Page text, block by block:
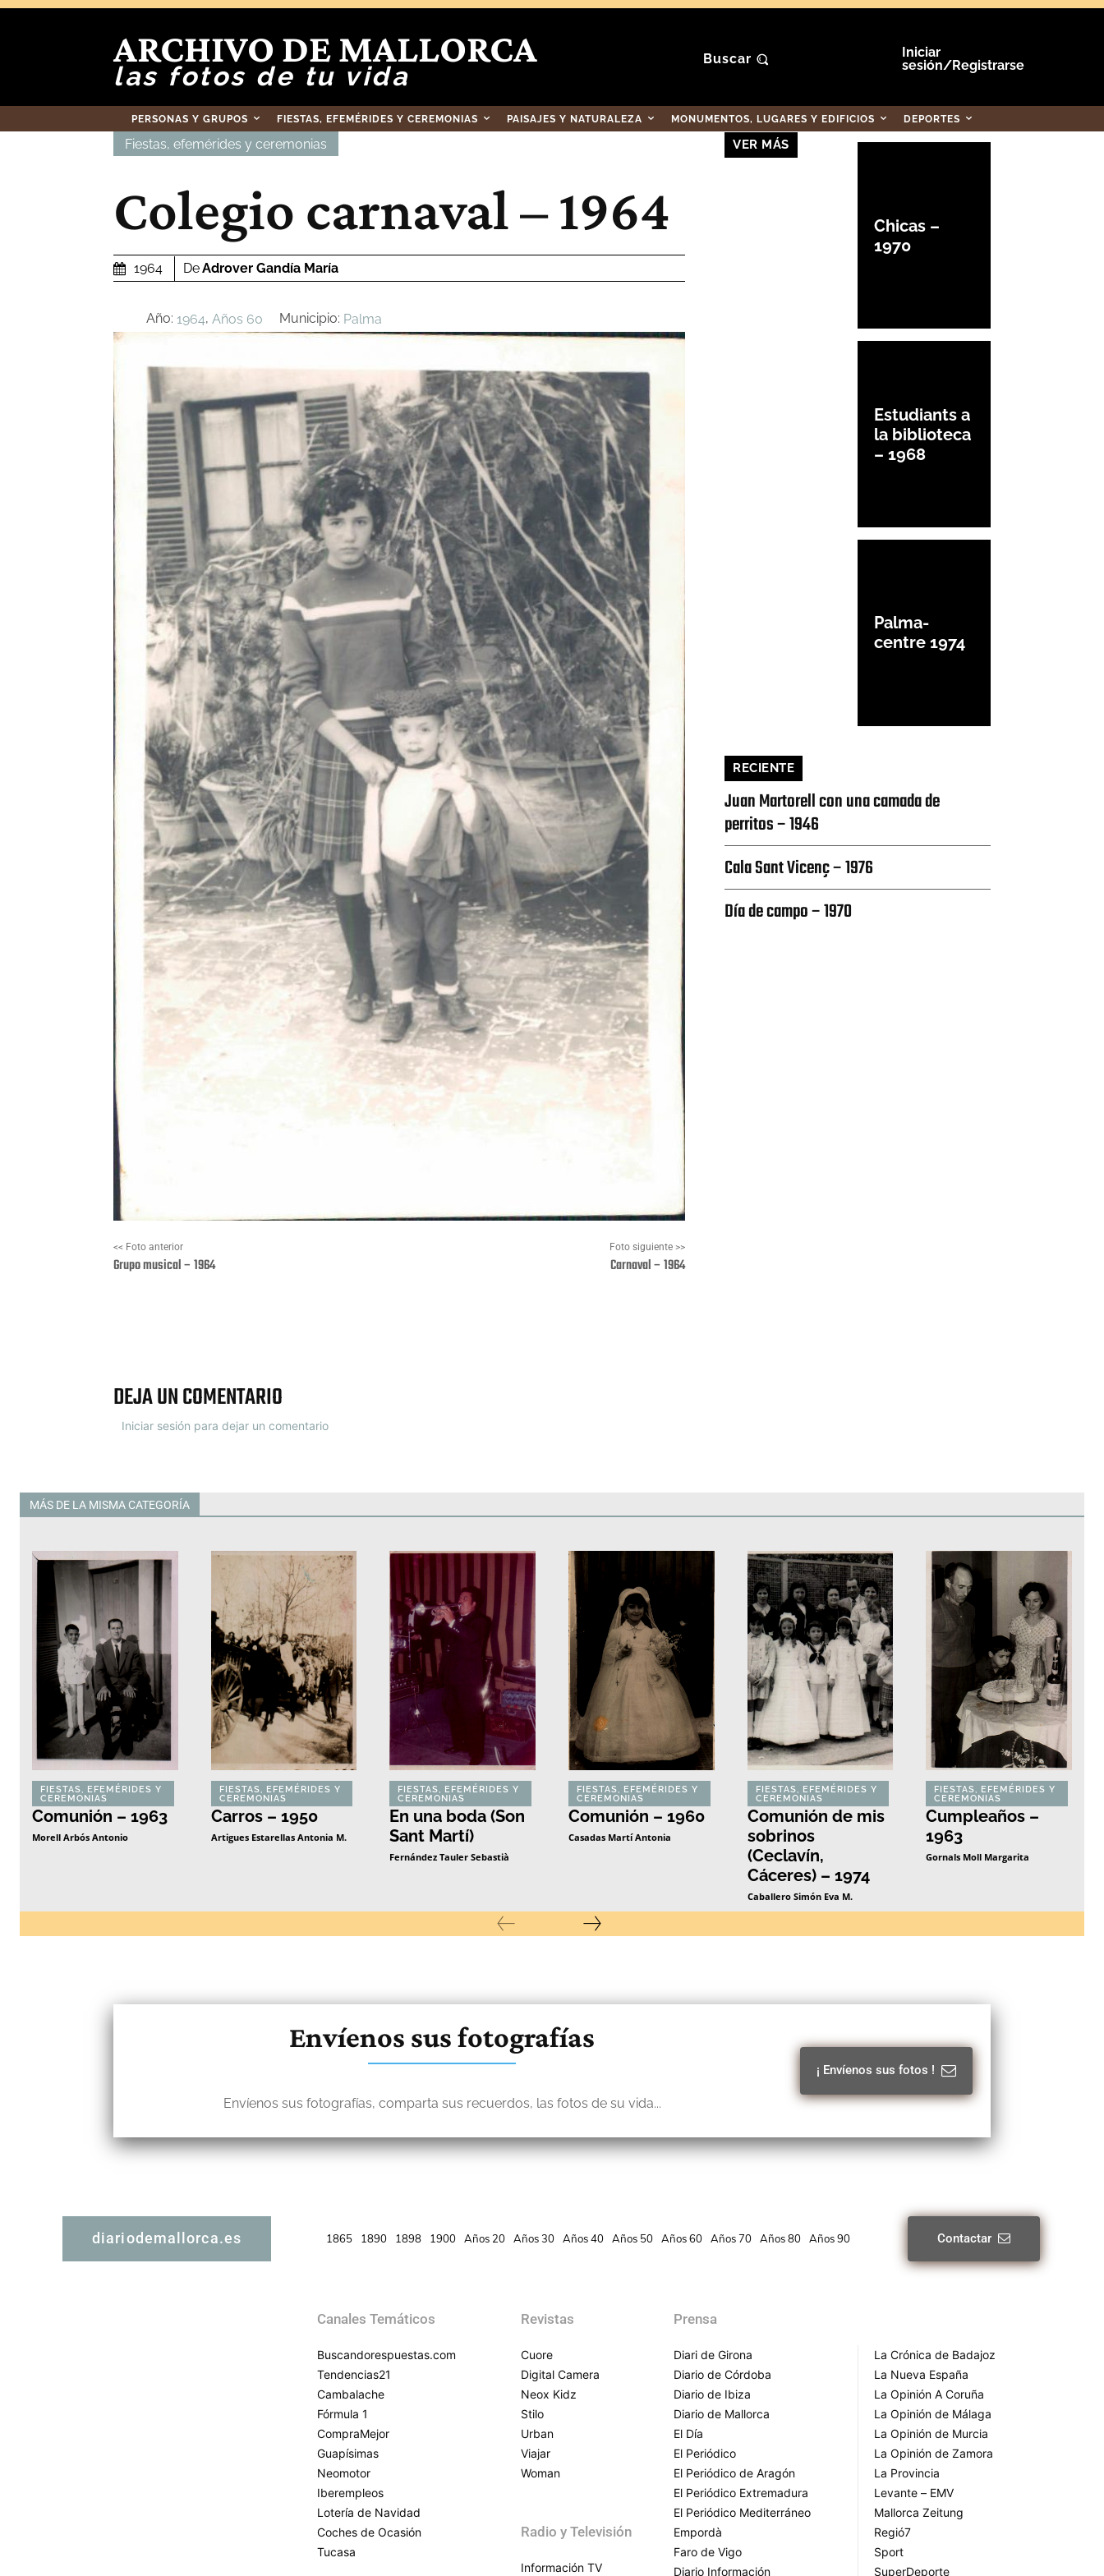
ARCHIVO DE MALLORCA
las fotos de tu vida
Buscar
Iniciar
sesión/Registrarse
PERSONAS Y GRUPOS FIESTAS, EFEMÉRIDES Y CEREMONIAS PAISAJES Y NATURALEZA MONUMENTOS, LUGARES Y EDIFICIOS DEPORTES
Fiestas, efemérides y ceremonias
Colegio carnaval – 1964
1964 DeAdrover Gandía María
Año: 1964, Años 60 Municipio: Palma
<< Foto anterior
Grupo musical – 1964
Foto siguiente >>
Carnaval – 1964
DEJA UN COMENTARIO
Iniciar sesión para dejar un comentario
VER MÁS
Chicas –
1970
Estudiants a
la biblioteca
– 1968
Palma-
centre 1974
RECIENTE
Juan Martorell con una camada de
perritos – 1946
Cala Sant Vicenç – 1976
Día de campo – 1970
MÁS DE LA MISMA CATEGORÍA
FIESTAS, EFEMÉRIDES Y
CEREMONIAS
Comunión – 1963
Morell Arbós Antonio
FIESTAS, EFEMÉRIDES Y
CEREMONIAS
Carros – 1950
Artigues Estarellas Antonia M.
FIESTAS, EFEMÉRIDES Y
CEREMONIAS
En una boda (Son
Sant Martí)
Fernández Tauler Sebastià
FIESTAS, EFEMÉRIDES Y
CEREMONIAS
Comunión – 1960
Casadas Martí Antonia
FIESTAS, EFEMÉRIDES Y
CEREMONIAS
Comunión de mis
sobrinos
(Ceclavín,
Cáceres) – 1974
Caballero Simón Eva M.
FIESTAS, EFEMÉRIDES Y
CEREMONIAS
Cumpleaños –
1963
Gornals Moll Margarita
Envíenos sus fotografías
Envíenos sus fotografías, comparta sus recuerdos, las fotos de su vida...
¡ Envíenos sus fotos !
diariodemallorca.es 1865 1890 1898 1900 Años 20 Años 30 Años 40 Años 50 Años 60 Años 70 Años 80 Años 90 Contactar
Canales Temáticos
Buscandorespuestas.com
Tendencias21
Cambalache
Fórmula 1
CompraMejor
Guapísimas
Neomotor
Iberempleos
Lotería de Navidad
Coches de Ocasión
Tucasa
Revistas
Cuore
Digital Camera
Neox Kidz
Stilo
Urban
Viajar
Woman
Radio y Televisión
Información TV
Prensa
Diari de Girona
Diario de Córdoba
Diario de Ibiza
Diario de Mallorca
El Día
El Periódico
El Periódico de Aragón
El Periódico Extremadura
El Periódico Mediterráneo
Empordà
Faro de Vigo
Diario Información
La Crónica de Badajoz
La Nueva España
La Opinión A Coruña
La Opinión de Málaga
La Opinión de Murcia
La Opinión de Zamora
La Provincia
Levante – EMV
Mallorca Zeitung
Regió7
Sport
SuperDeporte